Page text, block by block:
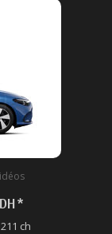
DH *
ch